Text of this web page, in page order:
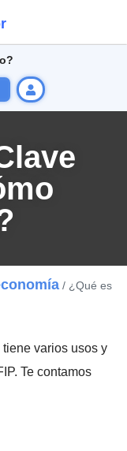
/ ¿Qué es
varios usos y
Te contamos